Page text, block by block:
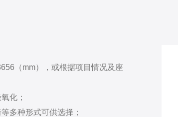
（mm），或根据项目情况及座
化；
多种形式可供选择；